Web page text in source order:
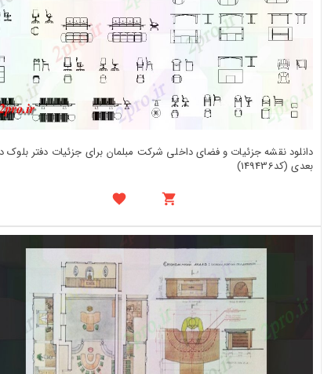
دانلود نقشه جزئیات و فضای داخلی شرکت مبلمان برای جزئیات دفتر بلوک
بعدی (کد149436)